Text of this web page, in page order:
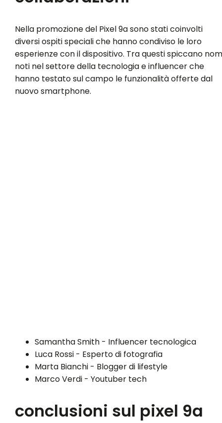
Nella promozione del Pixel 9a sono stati coinvolti
diversi ospiti speciali che hanno condiviso le loro
esperienze con il dispositivo. Tra questi spiccano
noti nel settore della tecnologia e influencer che
hanno testato sul campo le funzionalità offerte dal
nuovo smartphone.
Samantha Smith - Influencer tecnologica
Luca Rossi - Esperto di fotografia
Marta Bianchi - Blogger di lifestyle
Marco Verdi - Youtuber tech
conclusioni sul pixel 9a